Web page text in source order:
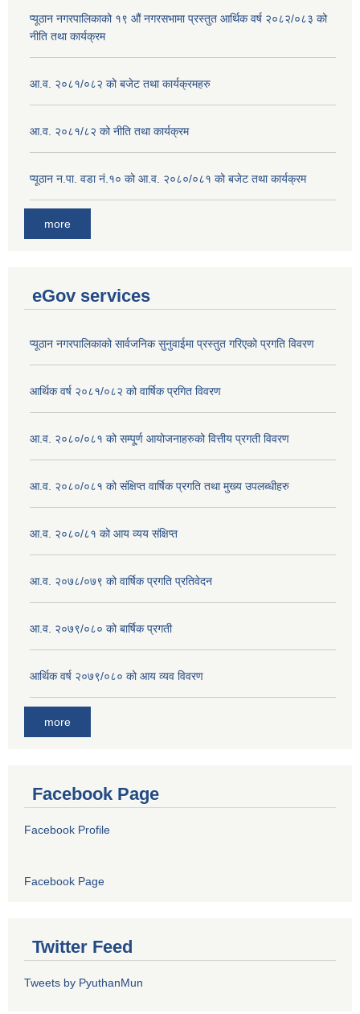
प्यूठान नगरपालिकाको १९ औं नगरसभामा प्रस्तुत आर्थिक वर्ष २०८२/०८३ को
नीति तथा कार्यक्रम
आ.व. २०८१/०८२ को बजेट तथा कार्यक्रमहरु
आ.व. २०८१/८२ को नीति तथा कार्यक्रम
प्यूठान न.पा. वडा नं.१० को आ.व. २०८०/०८१ को बजेट तथा कार्यक्रम
more
eGov services
प्यूठान नगरपालिकाको सार्वजनिक सुनुवाईमा प्रस्तुत गरिएको प्रगति विवरण
आर्थिक वर्ष २०८१/०८२ को वार्षिक प्रगित विवरण
आ.व. २०८०/०८१ को सम्पू्र्ण आयोजनाहरुको वित्तीय प्रगती विवरण
आ.व. २०८०/०८१ को संक्षिप्त वार्षिक प्रगति तथा मुख्य उपलब्धीहरु
आ.व. २०८०/८१ को आय व्यय संक्षिप्त
आ.व. २०७८/०७९ को वार्षिक प्रगति प्रतिवेदन
आ.व. २०७९/०८० को बार्षिक प्रगती
आर्थिक वर्ष २०७९/०८० को आय व्यव विवरण
more
Facebook Page
Facebook Profile
Facebook Page
Twitter Feed
Tweets by PyuthanMun